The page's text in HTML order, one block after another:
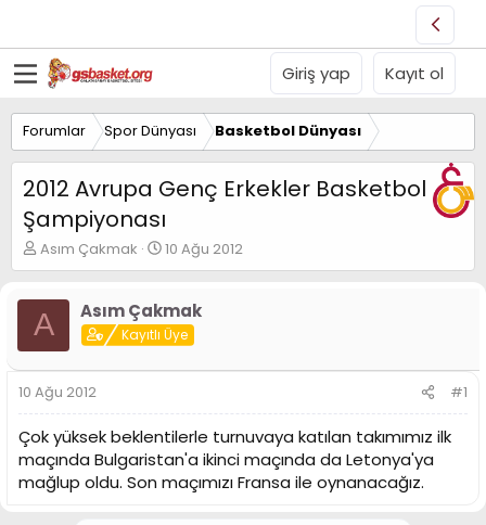
Giriş yap Kayıt ol
Forumlar Spor Dünyası Basketbol Dünyası
2012 Avrupa Genç Erkekler Basketbol
Şampiyonası
K
o
u
y
B
a
ş
a
t
a
Asım Çakmak
B
a
l
a
n
g
a
r
i
10 Ağu 2012
A Asım Çakmak
Kayıtlı Üye
10 Ağu 2012 #1
Çok yüksek beklentilerle turnuvaya katılan takımımız ilk
maçında Bulgaristan'a ikinci maçında da Letonya'ya
mağlup oldu. Son maçımızı Fransa ile oynanacağız.